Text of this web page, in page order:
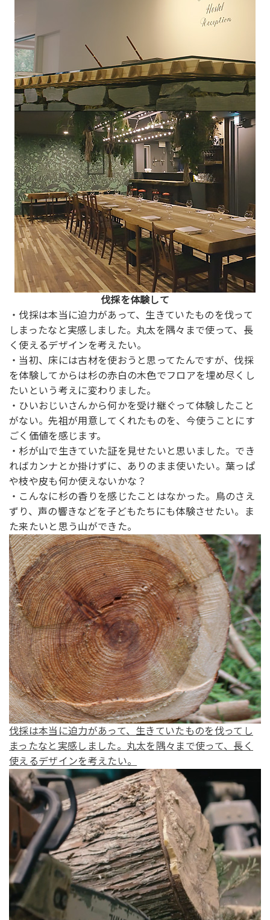
伐採を体験して
・伐採は本当に迫力があって、生きていたものを伐って
しまったなと実感しました。丸太を隅々まで使って、長
く使えるデザインを考えたい。
・当初、床には古材を使おうと思ってたんですが、伐採
を体験してからは杉の赤白の木色でフロアを埋め尽くし
たいという考えに変わりました。
・ひいおじいさんから何かを受け継ぐって体験したこと
がない。先祖が用意してくれたものを、今使うことにす
ごく価値を感じます。
・杉が山で生きていた証を見せたいと思いました。でき
ればカンナとか掛けずに、ありのまま使いたい。葉っぱ
や枝や皮も何か使えないかな？
・こんなに杉の香りを感じたことはなかった。鳥のさえ
ずり、声の響きなどを子どもたちにも体験させたい。ま
た来たいと思う山ができた。
伐採は本当に迫力があって、生きていたものを伐ってし
まったなと実感しました。丸太を隅々まで使って、長く
使えるデザインを考えたい。